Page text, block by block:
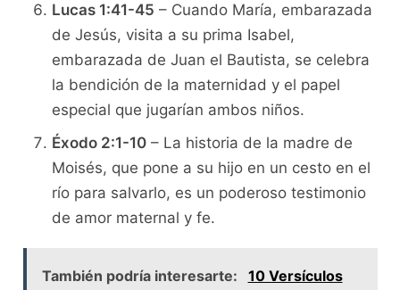
Lucas 1:41-45 – Cuando María, embarazada
de Jesús, visita a su prima Isabel,
embarazada de Juan el Bautista, se celebra
la bendición de la maternidad y el papel
especial que jugarían ambos niños.
Éxodo 2:1-10– La historia de la madre de
Moisés, que pone a su hijo en un cesto en el
río para salvarlo, es un poderoso testimonio
de amor maternal y fe.
También podría interesarte:
10 Versículos